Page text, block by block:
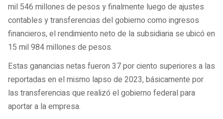
mil 546 millones de pesos y finalmente luego de ajustes
contables y transferencias del gobierno como ingresos
financieros, el rendimiento neto de la subsidiaria se ubicó en
15 mil 984 millones de pesos.
Estas ganancias netas fueron 37 por ciento superiores a las
reportadas en el mismo lapso de 2023, básicamente por
las transferencias que realizó el gobierno federal para
aportar a la empresa.